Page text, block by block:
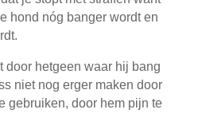
hond nóg banger wordt en
door hetgeen waar hij bang
niet nog erger maken door
gebruiken, door hem pijn te